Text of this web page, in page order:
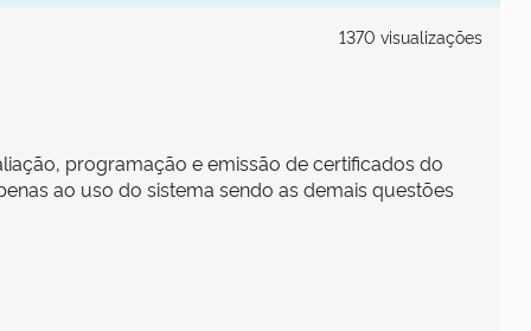
1370 visualizações
programação e emissão de certificados do
ao uso do sistema sendo as demais questões